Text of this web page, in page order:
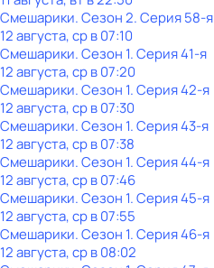
Смешарики. Сезон 2. Серия 58-я
12 августа, ср в 07:10
Смешарики. Сезон 1. Серия 41-я
12 августа, ср в 07:20
Смешарики. Сезон 1. Серия 42-я
12 августа, ср в 07:30
Смешарики. Сезон 1. Серия 43-я
12 августа, ср в 07:38
Смешарики. Сезон 1. Серия 44-я
12 августа, ср в 07:46
Смешарики. Сезон 1. Серия 45-я
12 августа, ср в 07:55
Смешарики. Сезон 1. Серия 46-я
12 августа, ср в 08:02